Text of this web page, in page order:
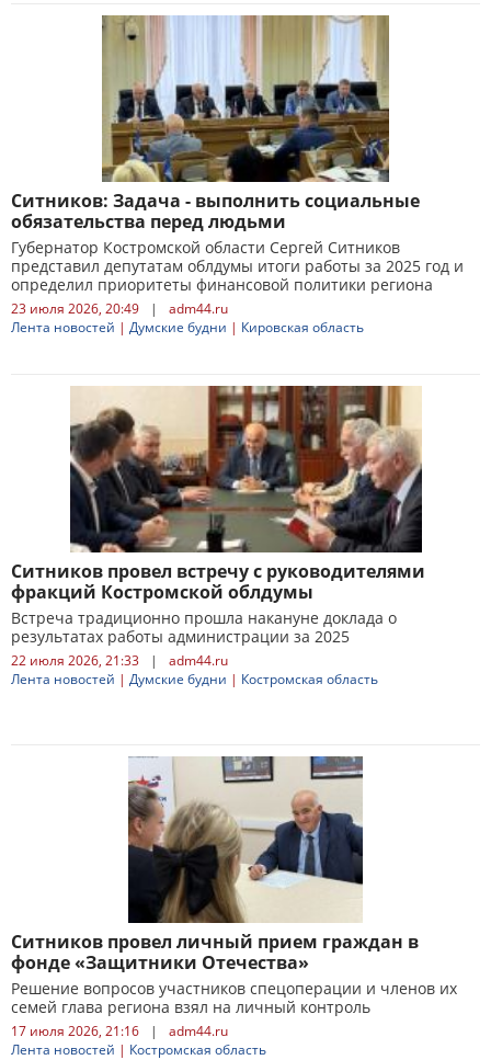
Ситников: Задача - выполнить социальные
обязательства перед людьми
Губернатор Костромской области Сергей Ситников
представил депутатам облдумы итоги работы за 2025 год и
определил приоритеты финансовой политики региона
23 июля 2026, 20:49 |
adm44.ru
Лента новостей | Думские будни | Кировская область
Ситников провел встречу с руководителями
фракций Костромской облдумы
Встреча традиционно прошла накануне доклада о
результатах работы администрации за 2025
22 июля 2026, 21:33 |
adm44.ru
Лента новостей | Думские будни | Костромская область
Ситников провел личный прием граждан в
фонде «Защитники Отечества»
Решение вопросов участников спецоперации и членов их
семей глава региона взял на личный контроль
17 июля 2026, 21:16 |
adm44.ru
Лента новостей | Костромская область